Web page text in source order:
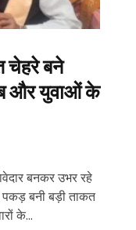
चेहरे बने
और युवाओं के
बनकर उभर रहे
पकड़ बनी बड़ी ताकत
के...